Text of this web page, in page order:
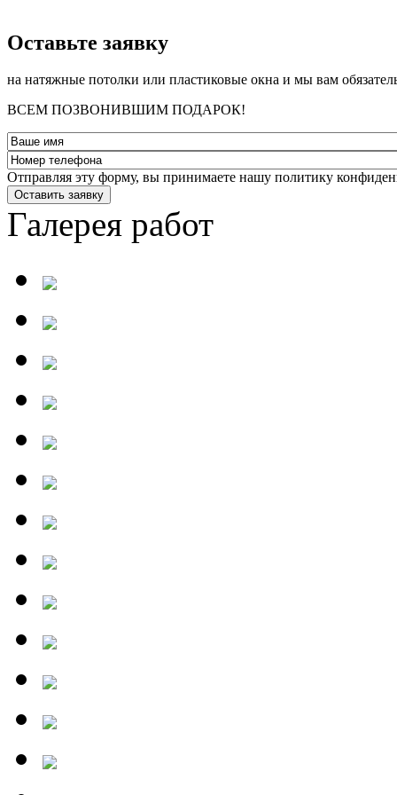
­Оставьте заявку
на натяжные потолки или пластиковые окна и мы вам
ВСЕМ ПОЗВОНИВШИМ ПОДАРОК!
Отправляя эту форму, вы принимаете нашу политику
Оставить заявку
Галерея работ